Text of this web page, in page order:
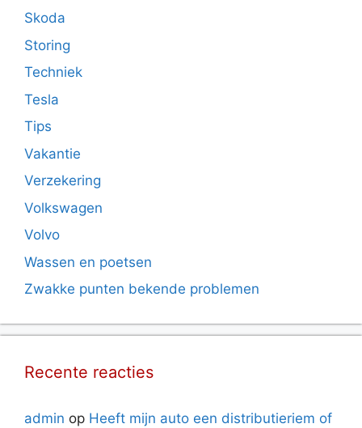
Skoda
Storing
Techniek
Tesla
Tips
Vakantie
Verzekering
Volkswagen
Volvo
Wassen en poetsen
Zwakke punten bekende problemen
Recente reacties
admin op Heeft mijn auto een distributieriem of